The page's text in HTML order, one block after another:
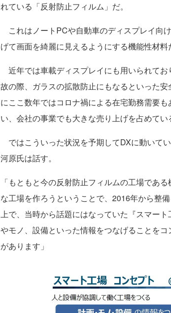
れている「反射防止フィルム」だ。
これはノートPCや自動車のディスプレイ向
げて画面を綺麗に見えるようにする機能性材料
近年では車載ディスプレイにも用いられて
故の際、ガラスの拡散防止にもなるといった
にここ数年ではコロナ禍による在宅勤務需要
い、会社の事業でも大きな売り上げを占めてい
ではこういった状況を予期してDXに動いて
河原氏は話す。
「もともと今の反射防止フィルムの工場であ
な工場を作ろうということで、2016年から整
上で、当時から話題にはなっていた『スマー
やモノ、設備といった情報をつなげることを
があります」